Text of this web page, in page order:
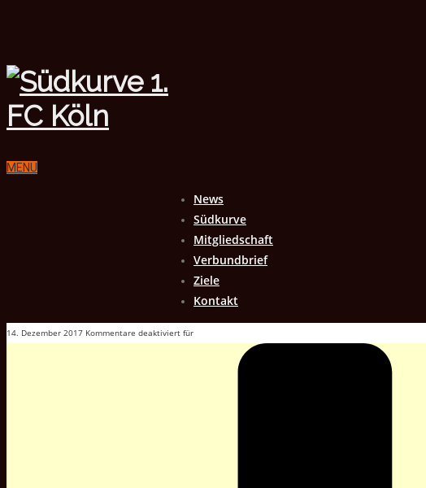
MENU
News
Südkurve
Mitgliedschaft
Verbundbrief
Ziele
Kontakt
14. Dezember 2017 Kommentare deaktiviert für